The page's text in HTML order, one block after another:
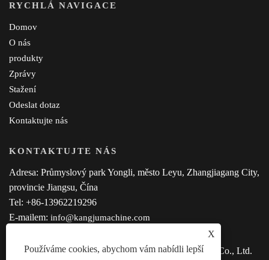
X
Používáme cookies, abychom vám nabídli lepší
RYCHLÁ NAVIGACE
Domov
O nás
produkty
Zprávy
Stažení
Odeslat dotaz
Kontaktujte nás
KONTAKTUJTE NÁS
Adresa: Průmyslový park Yongli, město Leyu, Zhangjiagang City,
provincie Jiangsu, Čína
Tel: +86-13962219296
E-mailem: info@kangjumachine.com
Copyright © 2023 Zhangjiagang Kangju Machinery Co., Ltd.